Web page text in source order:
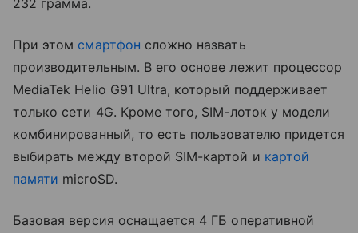
При этом смартфон сложно назвать
производительным. В его основе лежит процессор
MediaTek Helio G91 Ultra, который поддерживает
только сети 4G. Кроме того, SIM-лоток у модели
комбинированный, то есть пользователю придется
выбирать между второй SIM-картой и картой
памяти microSD.
Базовая версия оснащается 4 ГБ оперативной